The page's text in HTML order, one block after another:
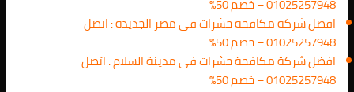
افضل شركة مكافحة حشرات فى مصر الجديده : اتصل
01025257948 – خصم 50%
افضل شركة مكافحة حشرات فى مدينة السلام : اتصل
01025257948 – خصم 50%